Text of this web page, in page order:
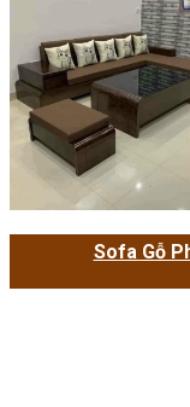
Sofa Gỗ